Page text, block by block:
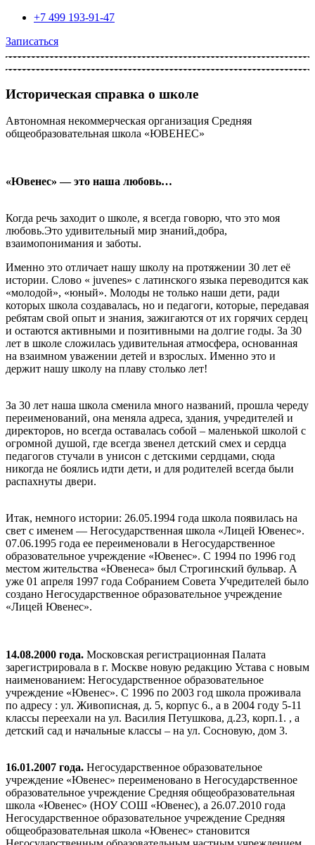
+7 499 193-91-47
Записаться
Историческая справка о школе
Автономная некоммерческая организация Cредняя
общеобразовательная школа «ЮВЕНЕС»
«Ювенес» — это наша любовь…
Когда речь заходит о школе, я всегда говорю, что это моя
любовь.Это удивительный мир знаний,добра,
взаимопонимания и заботы.
Именно это отличает нашу школу на протяжении 30 лет её
истории. Слово « juvenes» c латинского языка переводится как
«молодой», «юный». Молоды не только наши дети, ради
которых школа создавалась, но и педагоги, которые, передавая
ребятам свой опыт и знания, зажигаются от их горячих сердец
и остаются активными и позитивными на долгие годы. За 30
лет в школе сложилась удивительная атмосфера, основанная
на взаимном уважении детей и взрослых. Именно это и
держит нашу школу на плаву столько лет!
За 30 лет наша школа сменила много названий, прошла череду
переименований, она меняла адреса, здания, учредителей и
директоров, но всегда оставалась собой – маленькой школой с
огромной душой, где всегда звенел детский смех и сердца
педагогов стучали в унисон с детскими сердцами, сюда
никогда не боялись идти дети, и для родителей всегда были
распахнуты двери.
Итак, немного истории: 26.05.1994 года школа появилась на
свет с именем — Негосударственная школа «Лицей Ювенес».
07.06.1995 года ее переименовали в Негосударственное
образовательное учреждение «Ювенес». С 1994 по 1996 год
местом жительства «Ювенеса» был Строгинский бульвар. А
уже 01 апреля 1997 года Собранием Совета Учредителей было
создано Негосударственное образовательное учреждение
«Лицей Ювенес».
14.08.2000 года. Московская регистрационная Палата
зарегистрировала в г. Москве новую редакцию Устава с новым
наименованием: Негосударственное образовательное
учреждение «Ювенес». С 1996 по 2003 год школа проживала
по адресу : ул. Живописная, д. 5, корпус 6., а в 2004 году 5-11
классы переехали на ул. Василия Петушкова, д.23, корп.1. , а
детский сад и начальные классы – на ул. Сосновую, дом 3.
16.01.2007 года. Негосударственное образовательное
учреждение «Ювенес» переименовано в Негосударственное
образовательное учреждение Средняя общеобразовательная
школа «Ювенес» (НОУ СОШ «Ювенес), а 26.07.2010 года
Негосударственное образовательное учреждение Средняя
общеобразовательная школа «Ювенес» становится